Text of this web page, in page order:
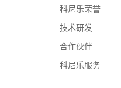
科尼乐荣誉
技术研发
合作伙伴
科尼乐服务